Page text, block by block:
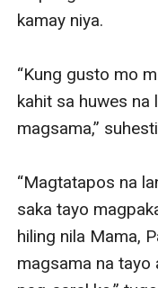
kamay niya.
“Kung gusto mo
kahit sa huwes na
magsama,”
“Magtatapos na
saka tayo
hiling nila Mama,
magsama na tayo